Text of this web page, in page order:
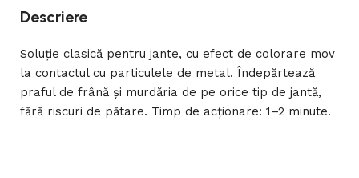
Descriere
Soluție clasică pentru jante, cu efect de colorare mov
la contactul cu particulele de metal. Îndepărtează
praful de frână și murdăria de pe orice tip de jantă,
fără riscuri de pătare. Timp de acționare: 1–2 minute.